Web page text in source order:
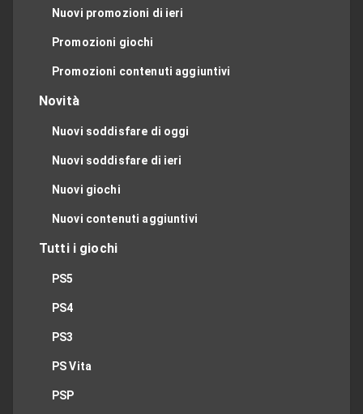
Nuovi promozioni di ieri
Promozioni giochi
Promozioni contenuti aggiuntivi
Novità
Nuovi soddisfare di oggi
Nuovi soddisfare di ieri
Nuovi giochi
Nuovi contenuti aggiuntivi
Tutti i giochi
PS5
PS4
PS3
PS Vita
PSP